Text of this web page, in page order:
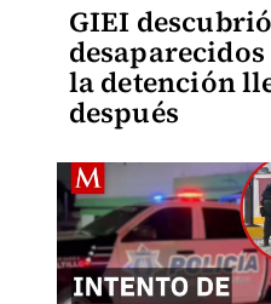
GIEI
la detención
después